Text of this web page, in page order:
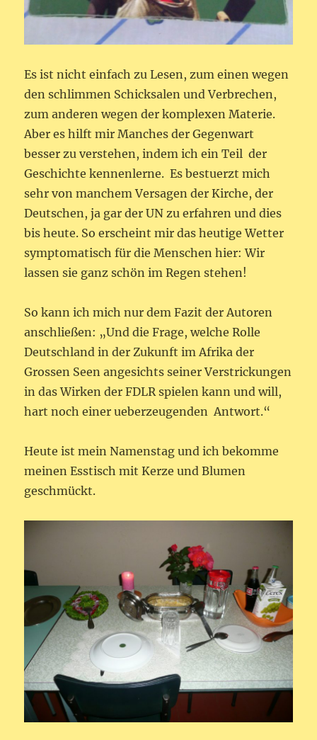
Es ist nicht einfach zu Lesen, zum einen wegen
den schlimmen Schicksalen und Verbrechen,
zum anderen wegen der komplexen Materie.
Aber es hilft mir Manches der Gegenwart
besser zu verstehen, indem ich ein Teil der
Geschichte kennenlerne. Es bestuerzt mich
sehr von manchem Versagen der Kirche, der
Deutschen, ja gar der UN zu erfahren und dies
bis heute. So erscheint mir das heutige Wetter
symptomatisch für die Menschen hier: Wir
lassen sie ganz schön im Regen stehen!
So kann ich mich nur dem Fazit der Autoren
anschließen: „Und die Frage, welche Rolle
Deutschland in der Zukunft im Afrika der
Grossen Seen angesichts seiner Verstrickungen
in das Wirken der FDLR spielen kann und will,
hart noch einer ueberzeugenden Antwort.“
Heute ist mein Namenstag und ich bekomme
meinen Esstisch mit Kerze und Blumen
geschmückt.